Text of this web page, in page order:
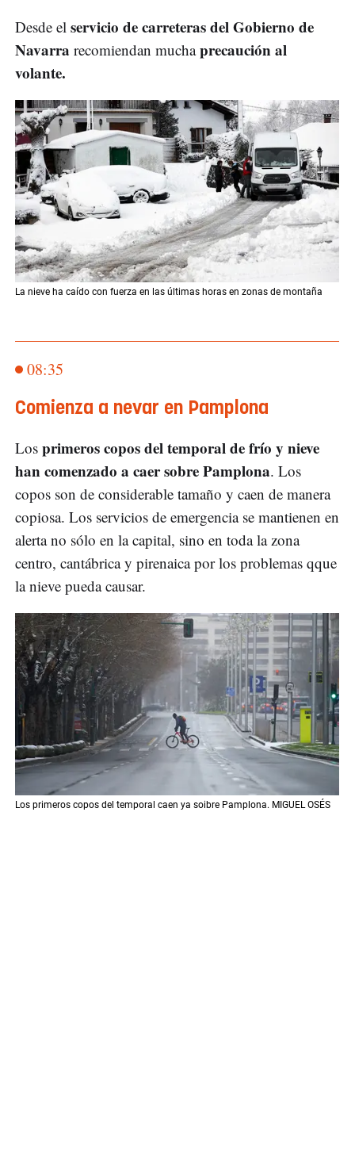
Desde el servicio de carreteras del Gobierno de
Navarra recomiendan muchaprecaución al
volante.
La nieve ha caído con fuerza en las últimas horas en zonas de montaña
08:35
Comienza a nevar en Pamplona
Los primeros copos del temporal de frío y nieve
han comenzado a caer sobre Pamplona. Los
copos son de considerable tamaño y caen de manera
copiosa. Los servicios de emergencia se mantienen en
alerta no sólo en la capital, sino en toda la zona
centro, cantábrica y pirenaica por los problemas qque
la nieve pueda causar.
Los primeros copos del temporal caen ya soibre Pamplona. MIGUEL OSÉS